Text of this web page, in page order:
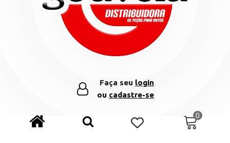
Faça seu login
ou cadastre-se